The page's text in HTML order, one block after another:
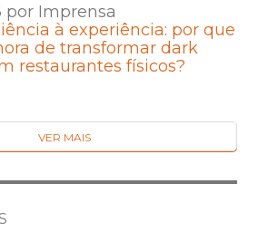
por Imprensa
à experiência: por que
de transformar dark
restaurantes físicos?
VER MAIS